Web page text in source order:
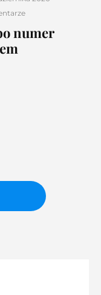
numer